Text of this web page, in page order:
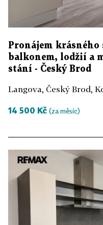
Pronájem krásného
balkonem, lodžií a
stání - Český Brod
Langova, Český Brod,
14 500 Kč (za měsíc)